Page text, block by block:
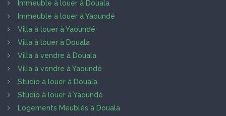
Immeuble à louer à Douala
Immeuble à louer à Yaoundé
Villa à louer à Yaoundé
Villa à louer à Douala
Villa à vendre à Douala
Villa à vendre à Yaoundé
Studio à louer à Douala
Studio à louer à Yaoundé
Logements Meublés à Douala